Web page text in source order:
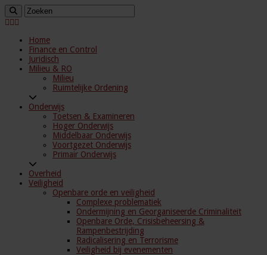
Home
Finance en Control
Juridisch
Milieu & RO
Milieu
Ruimtelijke Ordening
Onderwijs
Toetsen & Examineren
Hoger Onderwijs
Middelbaar Onderwijs
Voortgezet Onderwijs
Primair Onderwijs
Overheid
Veiligheid
Openbare orde en veiligheid
Complexe problematiek
Ondermijning en Georganiseerde Criminaliteit
Openbare Orde, Crisisbeheersing &
Rampenbestrijding
Radicalisering en Terrorisme
Veiligheid bij evenementen